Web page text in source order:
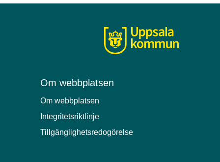
Om webbplatsen
Om webbplatsen
Integritetsriktlinje
Tillgänglighetsredogörelse